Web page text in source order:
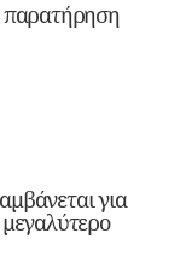
παρατήρηση
για